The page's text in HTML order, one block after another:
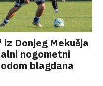
Donjeg Mekušja
nogometni
blagdana